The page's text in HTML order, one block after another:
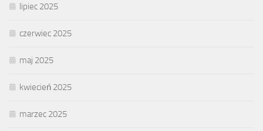
lipiec 2025
czerwiec 2025
maj 2025
kwiecień 2025
marzec 2025